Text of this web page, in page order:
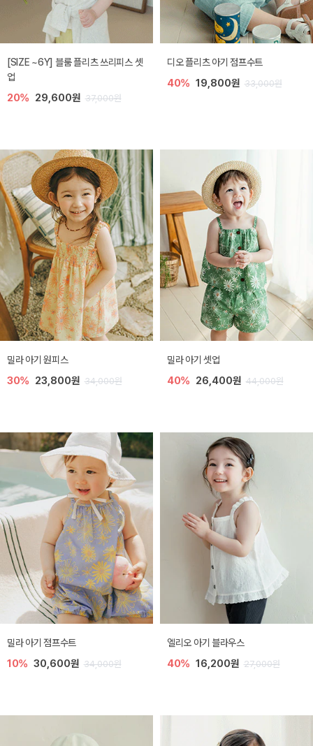
[SIZE ~6Y] 블룸 플리츠 쓰리피스 셋
업
20% 29,600원 37,000원
디오 플리츠 아기 점프수트
40% 19,800원 33,000원
밀라 아기 원피스
30% 23,800원 34,000원
밀라 아기 셋업
40% 26,400원 44,000원
밀라 아기 점프수트
10% 30,600원 34,000원
엘리오 아기 블라우스
40% 16,200원 27,000원